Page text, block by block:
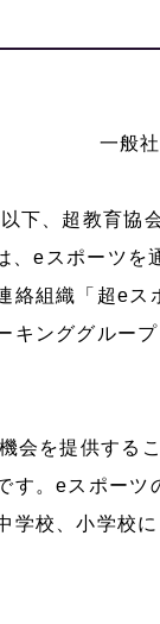
一般
下、超教育協
eスポーツを
絡組織「超eス
キンググルー
会を提供する
す。eスポーツ
学校、小学校